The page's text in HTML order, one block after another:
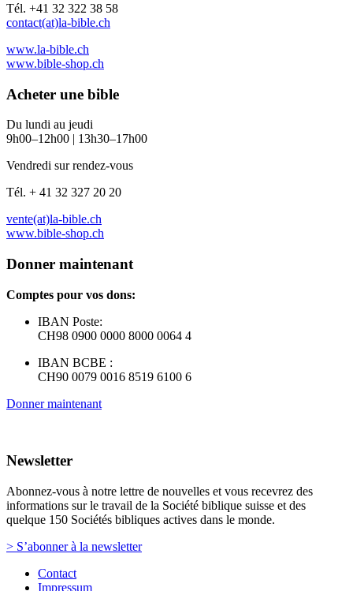
Tél. +41 32 322 38 58
contact(at)la-bible.ch
www.la-bible.ch
www.bible-shop.ch
Acheter une bible
Du lundi au jeudi
9h00–12h00 | 13h30–17h00
Vendredi sur rendez-vous
Tél. + 41 32 327 20 20
vente(at)la-bible.ch
www.bible-shop.ch
Donner maintenant
Comptes pour vos dons:
IBAN Poste:
CH98 0900 0000 8000 0064 4
IBAN BCBE :
CH90 0079 0016 8519 6100 6
Donner maintenant
Newsletter
Abonnez-vous à notre lettre de nouvelles et vous recevrez des
informations sur le travail de la Société biblique suisse et des
quelque 150 Sociétés bibliques actives dans le monde.
> S’abonner à la newsletter
Contact
Impressum